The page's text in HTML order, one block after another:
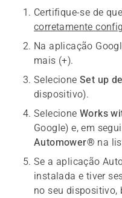
Certifique-se de
corretamente
Na aplicação
mais (+).
Selecione Set up
dispositivo).
Selecione Works
Google) e, em
Automower® na
Se a aplicação
instalada e tiver
no seu dispositivo,